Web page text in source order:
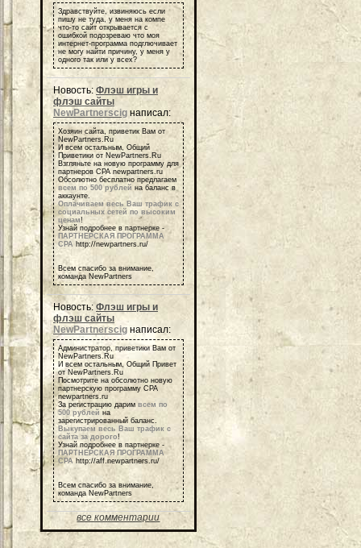
Здравствуйте, извиняюсь если
пишу не туда, у меня на компе
что-то сайт открывается с
ошибкой подозреваю что моя
интернет-программа подглючивает
не могу найти причину, у меня у
одного так или у всех?
Новость: Флэш игры и
флэш сайты
NewPartnerscig написал:
Хозяин сайта, приветик Вам от
NewPartners.Ru
И всем остальным, Общий
Приветики от NewPartners.Ru
Взгляньте на новую программу для
партнеров СРА newpartners.ru
Обсолютно бесплатно предлагаем
всем по 500 рублей на баланс в
аккаунте.
Оплачиваем весь Ваш трафик с
социальных сетей по высоким
ценам!
Узнай подробнее в партнерке -
ПАРТНЕРСКАЯ ПРОГРАММА
СРА http://newpartners.ru/
Всем спасибо за внимание,
команда NewPartners
Новость:Флэш игры и
флэш сайты
NewPartnerscig написал:
Администратор, приветики Вам от
NewPartners.Ru
И всем остальным, Общий Привет
от NewPartners.Ru
Посмотрите на обсолютно новую
партнерскую программу СРА
newpartners.ru
За регистрацию дарим всем по
500 рублей на
зарегистрированный баланс.
Выкупаем весь Ваш трафик с
сайта за дорого!
Узнай подробнее в партнерке -
ПАРТНЕРСКАЯ ПРОГРАММА
СРА http://aff.newpartners.ru/
Всем спасибо за внимание,
команда NewPartners
все комментарии